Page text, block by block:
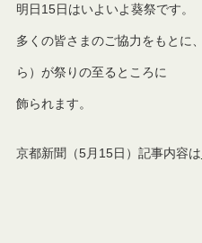
明日15日はいよいよ葵祭です。
多くの皆さまのご協力をもとに
ら）が祭りの至るところに
飾られます。
京都新聞（5月15日）記事内容は